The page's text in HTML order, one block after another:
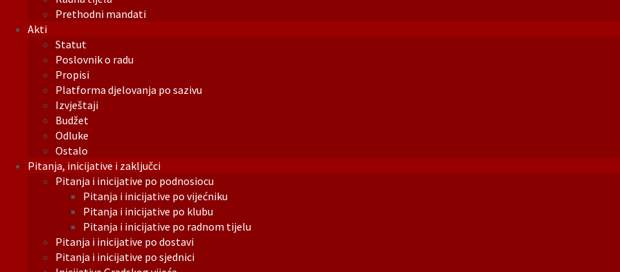
Prethodni mandati
Akti
Statut
Poslovnik o radu
Propisi
Platforma djelovanja po sazivu
Izvještaji
Budžet
Odluke
Ostalo
Pitanja, inicijative i zaključci
Pitanja i inicijative po podnosiocu
Pitanja i inicijative po vijećniku
Pitanja i inicijative po klubu
Pitanja i inicijative po radnom tijelu
Pitanja i inicijative po dostavi
Pitanja i inicijative po sjednici